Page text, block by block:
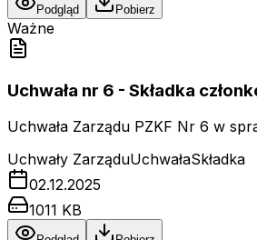
Podgląd Pobierz
Ważne
Uchwała nr 6 - Składka
Uchwała Zarządu PZKF Nr 6 w
Uchwały ZarząduUchwałaSkładka
02.12.2025
1011 KB